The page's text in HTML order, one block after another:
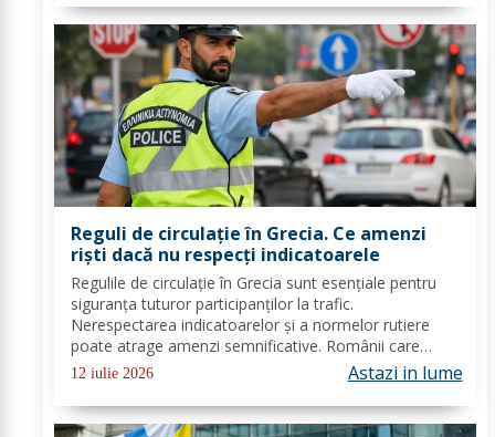
Reguli de circulație în Grecia. Ce amenzi
riști dacă nu respecți indicatoarele
Regulile de circulație în Grecia sunt esențiale pentru
siguranța tuturor participanților la trafic.
Nerespectarea indicatoarelor și a normelor rutiere
poate atrage amenzi semnificative. Românii care
merg în Grecia cu mașina știu cum este traficul și ce
reguli trebuie să respecte, însă dacă este...
12 iulie 2026 Astazi in lume